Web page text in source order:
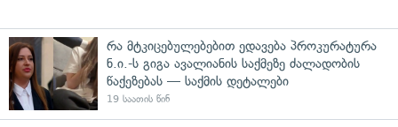
რა მტკიცებულებებით ედავება პროკურატურა
ნ.ი.-ს გიგა ავალიანის საქმეზე ძალადობის
წაქეზებას — საქმის დეტალები
19 საათის წინ